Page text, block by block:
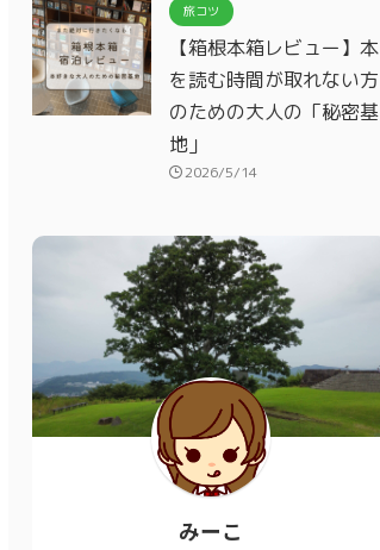
旅コツ
【箱根本箱レビュー】本
を読む時間が取れない方
のための大人の「秘密基
地」
2026/5/14
みーこ